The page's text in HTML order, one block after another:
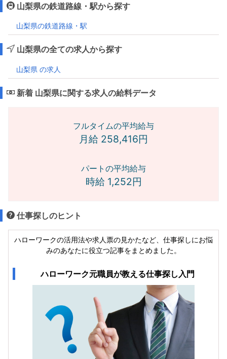
山梨県の鉄道路線・駅から探す
山梨県の鉄道路線・駅
山梨県の全ての求人から探す
山梨県 の求人
新着 山梨県に関する求人の給料データ
フルタイムの平均給与
月給 258,416円
パートの平均給与
時給 1,252円
仕事探しのヒント
ハローワークの活用法や求人票の見かたなど、仕事探しにお悩
みのあなたに役立つ記事をまとめました。
ハローワーク元職員が教える仕事探し入門